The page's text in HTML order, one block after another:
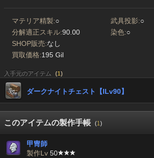
マテリア精製:○ 武具投影:○
分解適正スキル:90.00 染色:○
SHOP販売:なし
買取価格:195 Gil
入手元のアイテム (1)
ダークナイトチェスト【ILv90】
このアイテムの製作手帳 (1)
甲冑師
製作Lv 50